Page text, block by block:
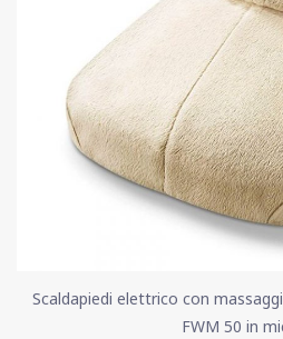
Scaldapiedi elettrico con
FWM 50 in